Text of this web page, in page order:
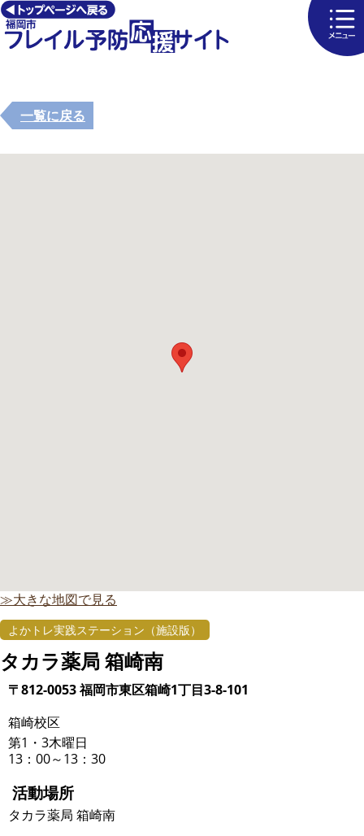
一覧に戻る
≫大きな地図で見る
よかトレ実践ステーション（施設版）
タカラ薬局 箱崎南
〒812-0053 福岡市東区箱崎1丁目3-8-101
箱崎校区
第1・3木曜日
13：00～13：30
活動場所
タカラ薬局 箱崎南